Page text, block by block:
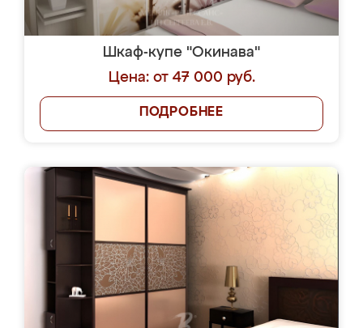
Шкаф-купе "Окинава"
Цена: от 47 000 руб.
ПОДРОБНЕЕ